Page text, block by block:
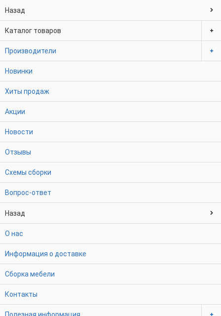
Назад
Каталог товаров
Производители
Новинки
Хиты продаж
Акции
Новости
Отзывы
Схемы сборки
Вопрос-ответ
Назад
О нас
Информация о доставке
Сборка мебели
Контакты